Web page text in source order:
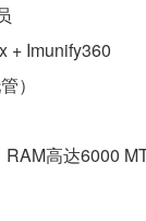
+ Imunify360
）
高达6000